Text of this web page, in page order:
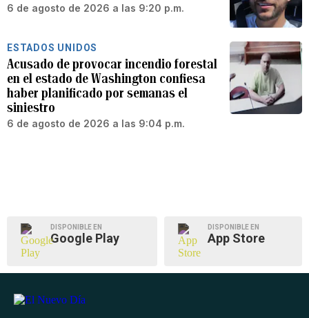
6 de agosto de 2026 a las 9:20 p.m.
ESTADOS UNIDOS
Acusado de provocar incendio forestal
en el estado de Washington confiesa
haber planificado por semanas el
siniestro
6 de agosto de 2026 a las 9:04 p.m.
DISPONIBLE EN
Google Play
DISPONIBLE EN
App Store